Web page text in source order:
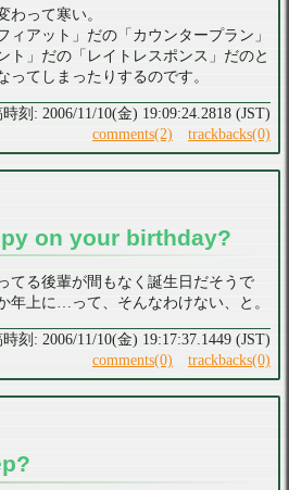
わって寒い。
ィアット」だの「カウンタープラン」
ト」だの「レイトレスポンス」だのと
ってしまったりするのです。
2006/11/10(金) 19:09:24.2818 (JST)
comments(2)
trackbacks(0)
on your birthday?
てる後輩が間もなく誕生日だそうで
年上に…って、そんなわけない、と。
2006/11/10(金) 19:17:37.1449 (JST)
comments(0)
trackbacks(0)